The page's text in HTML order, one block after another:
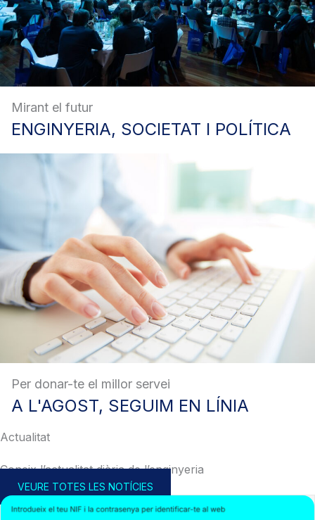
Mirant el futur
ENGINYERIA, SOCIETAT I POLÍTICA
Per donar-te el millor servei
A L'AGOST, SEGUIM EN LÍNIA
Actualitat
Coneix l’actualitat diària de l’enginyeria
VEURE TOTES LES NOTÍCIES